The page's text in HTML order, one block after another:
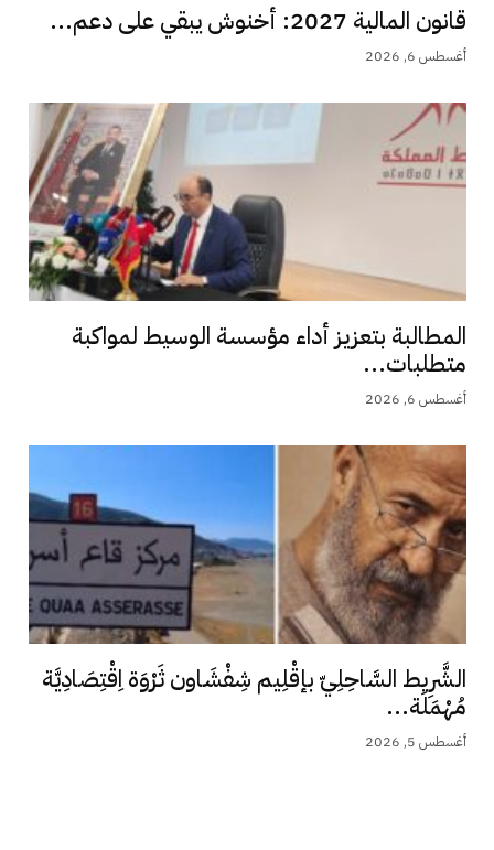
قانون المالية 2027: أخنوش يبقي على دعم...
أغسطس 6, 2026
المطالبة بتعزيز أداء مؤسسة الوسيط لمواكبة
متطلبات...
أغسطس 6, 2026
الشَّرِيط السَّاحِلِيّ بإقْلِيم شِفْشَاون ثَرْوَة اِقْتِصَادِيَّة
مُهْمَلَة...
أغسطس 5, 2026